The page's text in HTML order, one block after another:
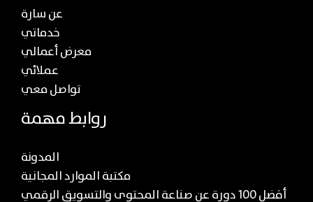
عن سارة
خدماتي
معرض أعمالي
عملائي
تواصل معي
روابط مهمة
المدونة
مكتبة الموارد المجانية
أفضل 100 دورة عن صناعة المحتوى والتسويق الرقمي